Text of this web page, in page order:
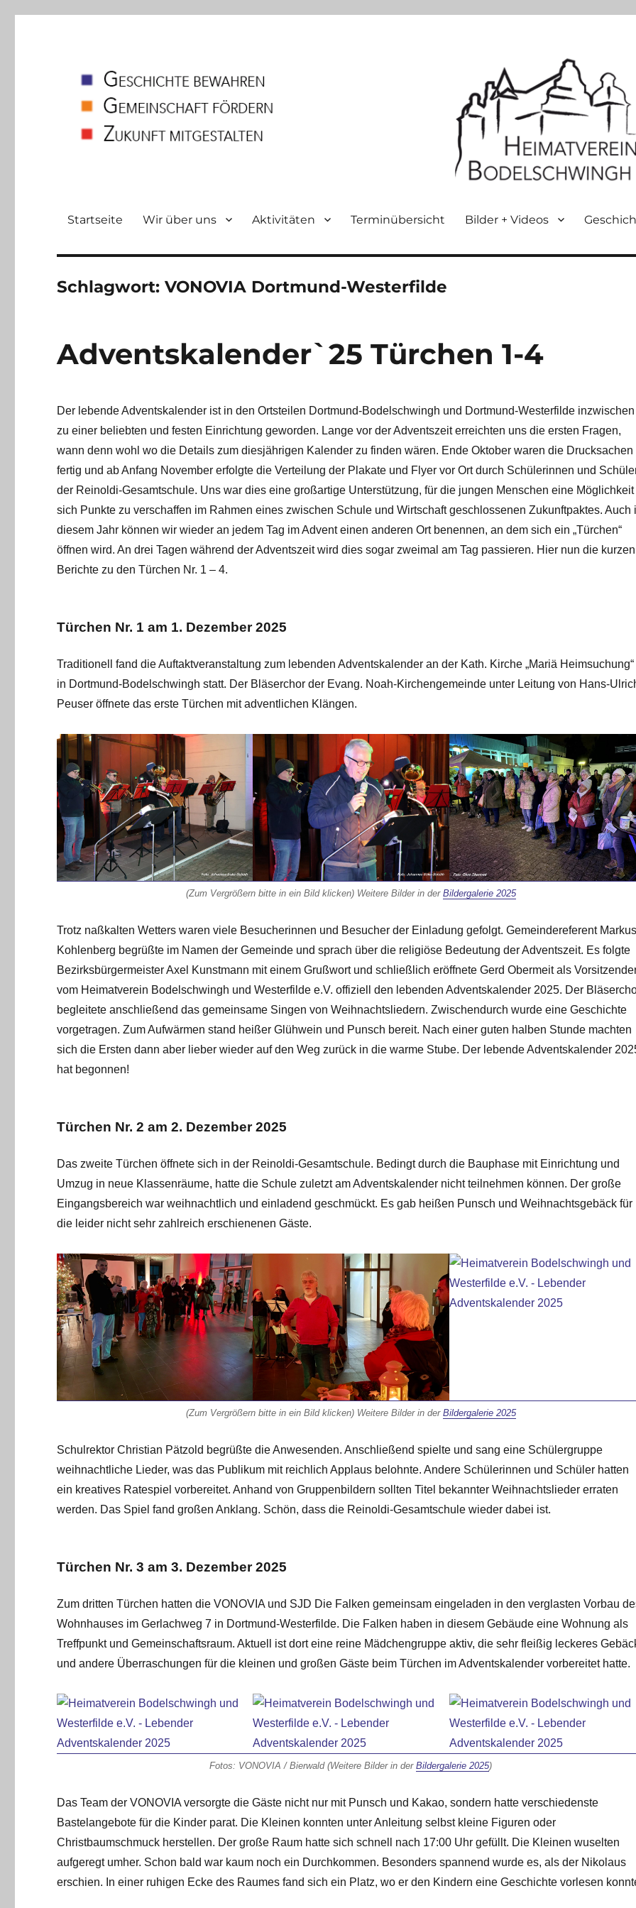
Startseite Wir über uns Aktivitäten Terminübersicht Bilder + Videos
Schlagwort:VONOVIA Dortmund-Westerfilde
Adventskalender`25 Türchen 1-4
Der lebende Adventskalender ist in den Ortsteilen Dortmund-Bodelschwingh und Dortmund-Westerfilde inzwischen
zu einer beliebten und festen Einrichtung geworden. Lange vor der Adventszeit erreichten uns die ersten Fragen,
wann denn wohl wo die Details zum diesjährigen Kalender zu finden wären. Ende Oktober waren die Drucksachen
fertig und ab Anfang November erfolgte die Verteilung der Plakate und Flyer vor Ort durch Schülerinnen und
der Reinoldi-Gesamtschule. Uns war dies eine großartige Unterstützung, für die jungen Menschen eine Möglichkeit
sich Punkte zu verschaffen im Rahmen eines zwischen Schule und Wirtschaft geschlossenen Zukunftpaktes. Auch
diesem Jahr können wir wieder an jedem Tag im Advent einen anderen Ort benennen, an dem sich ein „Türchen“
öffnen wird. An drei Tagen während der Adventszeit wird dies sogar zweimal am Tag passieren. Hier nun die kurzen
Berichte zu den Türchen Nr. 1 – 4.
Türchen Nr. 1 am 1. Dezember 2025
Traditionell fand die Auftaktveranstaltung zum lebenden Adventskalender an der Kath. Kirche „Mariä Heimsuchung“
in Dortmund-Bodelschwingh statt. Der Bläserchor der Evang. Noah-Kirchengemeinde unter Leitung von Hans-
Peuser öffnete das erste Türchen mit adventlichen Klängen.
(Zum Vergrößern bitte in ein Bild klicken) Weitere Bilder in der Bildergalerie 2025
Trotz naßkalten Wetters waren viele Besucherinnen und Besucher der Einladung gefolgt. Gemeindereferent Markus
Kohlenberg begrüßte im Namen der Gemeinde und sprach über die religiöse Bedeutung der Adventszeit. Es folgte
Bezirksbürgermeister Axel Kunstmann mit einem Grußwort und schließlich eröffnete Gerd Obermeit als
vom Heimatverein Bodelschwingh und Westerfilde e.V. offiziell den lebenden Adventskalender 2025. Der
begleitete anschließend das gemeinsame Singen von Weihnachtsliedern. Zwischendurch wurde eine Geschichte
vorgetragen. Zum Aufwärmen stand heißer Glühwein und Punsch bereit. Nach einer guten halben Stunde machten
sich die Ersten dann aber lieber wieder auf den Weg zurück in die warme Stube. Der lebende Adventskalender
hat begonnen!
Türchen Nr. 2 am 2. Dezember 2025
Das zweite Türchen öffnete sich in der Reinoldi-Gesamtschule. Bedingt durch die Bauphase mit Einrichtung und
Umzug in neue Klassenräume, hatte die Schule zuletzt am Adventskalender nicht teilnehmen können. Der große
Eingangsbereich war weihnachtlich und einladend geschmückt. Es gab heißen Punsch und Weihnachtsgebäck für
die leider nicht sehr zahlreich erschienenen Gäste.
(Zum Vergrößern bitte in ein Bild klicken) Weitere Bilder in der Bildergalerie 2025
Schulrektor Christian Pätzold begrüßte die Anwesenden. Anschließend spielte und sang eine Schülergruppe
weihnachtliche Lieder, was das Publikum mit reichlich Applaus belohnte. Andere Schülerinnen und Schüler hatten
ein kreatives Ratespiel vorbereitet. Anhand von Gruppenbildern sollten Titel bekannter Weihnachtslieder erraten
werden. Das Spiel fand großen Anklang. Schön, dass die Reinoldi-Gesamtschule wieder dabei ist.
Türchen Nr. 3 am 3. Dezember 2025
Zum dritten Türchen hatten die VONOVIA und SJD Die Falken gemeinsam eingeladen in den verglasten Vorbau
Wohnhauses im Gerlachweg 7 in Dortmund-Westerfilde. Die Falken haben in diesem Gebäude eine Wohnung als
Treffpunkt und Gemeinschaftsraum. Aktuell ist dort eine reine Mädchengruppe aktiv, die sehr fleißig leckeres
und andere Überraschungen für die kleinen und großen Gäste beim Türchen im Adventskalender vorbereitet hatte.
Fotos: VONOVIA / Bierwald (Weitere Bilder in derBildergalerie 2025)
Das Team der VONOVIA versorgte die Gäste nicht nur mit Punsch und Kakao, sondern hatte verschiedenste
Bastelangebote für die Kinder parat. Die Kleinen konnten unter Anleitung selbst kleine Figuren oder
Christbaumschmuck herstellen. Der große Raum hatte sich schnell nach 17:00 Uhr gefüllt. Die Kleinen wuselten
aufgeregt umher. Schon bald war kaum noch ein Durchkommen. Besonders spannend wurde es, als der Nikolaus
erschien. In einer ruhigen Ecke des Raumes fand sich ein Platz, wo er den Kindern eine Geschichte vorlesen